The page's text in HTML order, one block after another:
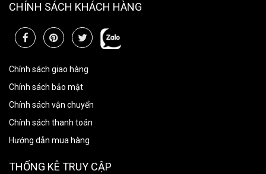
CHÍNH SÁCH KHÁCH HÀNG
Chính sách giao hàng
Chính sách bảo mật
Chính sách vận chuyển
Chính sách thanh toán
Hướng dẫn mua hàng
THỐNG KÊ TRUY CẬP